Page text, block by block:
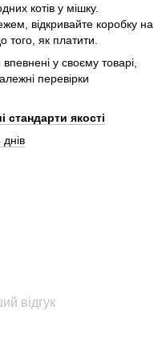
котів у мішку.
відкривайте коробку на
того, як платити.
у своєму товарі,
перевірки
стандарти якості
днів
відгук